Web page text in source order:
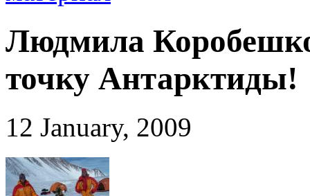
Людмила
точку Антарктиды!
12 January, 2009